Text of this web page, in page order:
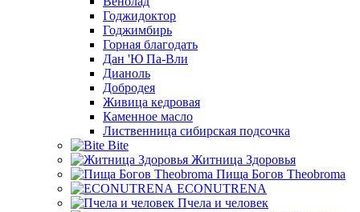
Годжидоктор
Годжимбирь
Горная благодать
Дан 'Ю Па-Вли
Дианоль
Добродея
Живица кедровая
Каменное масло
Лиственница сибирская подсочка
Bite
Житница Здоровья
Пища Богов Theobroma
ECONUTRENA
Пчела и человек